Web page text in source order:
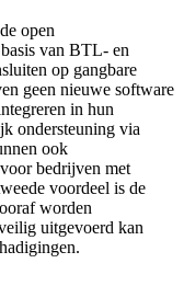
open
van BTL- en
op gangbare
geen nieuwe software
in hun
ondersteuning via
ook
bedrijven met
voordeel is de
worden
uitgevoerd kan